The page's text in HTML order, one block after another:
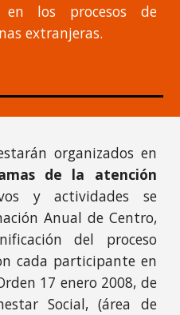
en los procesos de
extranjeras.
organizados en
de la atención
y actividades se
Anual de Centro,
del proceso
cada participante en
17 enero 2008, de
Social, (área de